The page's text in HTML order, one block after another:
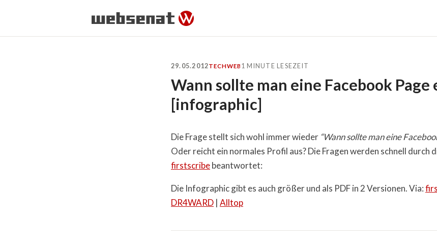
29.05.2012TECHWEB1 MINUTE LESEZEIT
Wann sollte man eine Facebook Page
[infographic]
Die Frage stellt sich wohl immer wieder “Wann sollte man eine
Oder reicht ein normales Profil aus? Die Fragen werden schnell durch
firstscribebeantwortet:
Die Infographic gibt es auch größer und als PDF in 2 Versionen. Via:
DR4WARD | Alltop